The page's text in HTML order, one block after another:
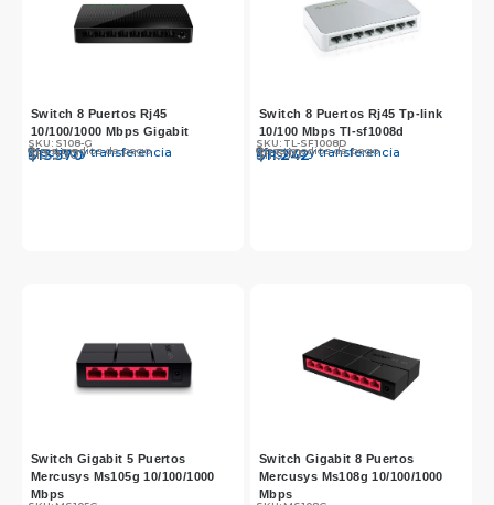
Switch 8 Puertos Rj45
10/100/1000 Mbps Gigabit
SKU: S108-G
$13.570
Efectivo y transferencia
$13.990
Otros medios de pago
Switch 8 Puertos Rj45 Tp-link
10/100 Mbps Tl-sf1008d
SKU: TL-SF1008D
$11.242
Efectivo y transferencia
$11.590
Otros medios de pago
Switch Gigabit 5 Puertos
Mercusys Ms105g 10/100/1000
Mbps
Switch Gigabit 8 Puertos
Mercusys Ms108g 10/100/1000
Mbps